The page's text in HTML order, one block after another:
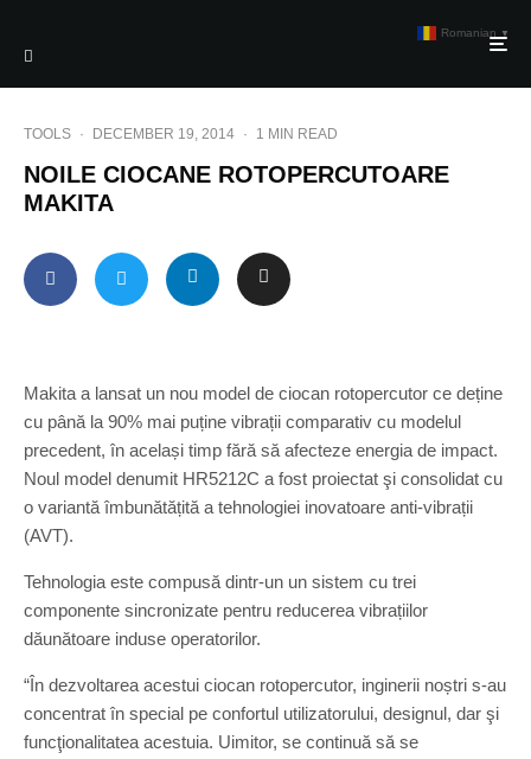
TOOLS · DECEMBER 19, 2014 · 1 MIN READ
NOILE CIOCANE ROTOPERCUTOARE
MAKITA
Makita a lansat un nou model de ciocan rotopercutor ce deține
cu până la 90% mai puține vibrații comparativ cu modelul
precedent, în același timp fără să afecteze energia de impact.
Noul model denumit HR5212C a fost proiectat şi consolidat cu
o variantă îmbunătățită a tehnologiei inovatoare anti-vibrații
(AVT).
Tehnologia este compusă dintr-un un sistem cu trei
componente sincronizate pentru reducerea vibrațiilor
dăunătoare induse operatorilor.
“În dezvoltarea acestui ciocan rotopercutor, inginerii noștri s-au
concentrat în special pe confortul utilizatorului, designul, dar şi
funcţionalitatea acestuia. Uimitor, se continuă să se
Romanian ▼